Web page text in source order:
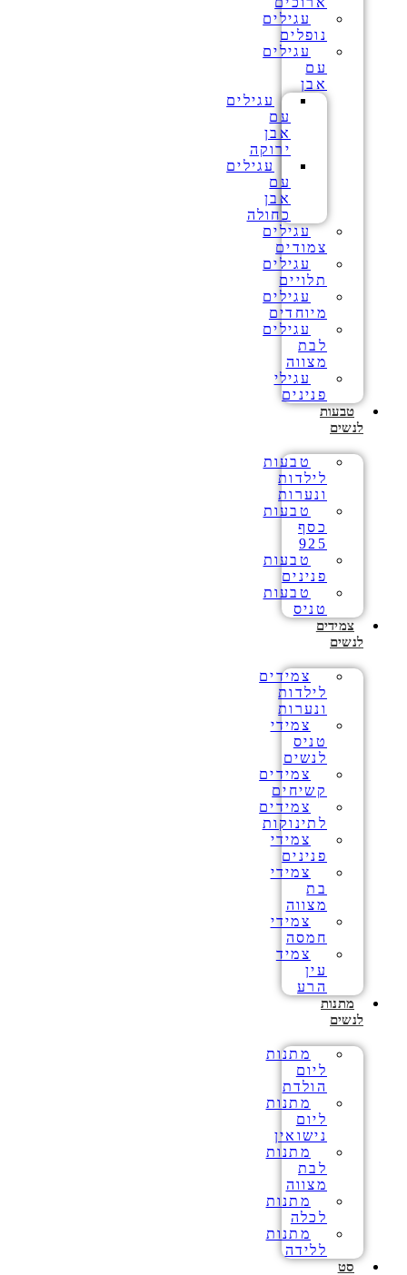
עגילים
נופלים
עגילים
עם
אבן
עגילים
עם
אבן
ירוקה
עגילים
עם
אבן
כחולה
עגילים
צמודים
עגילים
תלויים
עגילים
מיוחדים
עגילים
לבת
מצווה
עגילי
פנינים
טבעות
לנשים
טבעות
לילדות
ונערות
טבעות
כסף
925
טבעות
פנינים
טבעות
טניס
צמידים
לנשים
צמידים
לילדות
ונערות
צמידי
טניס
לנשים
צמידים
קשיחים
צמידים
לתינוקות
צמידי
פנינים
צמידי
בת
מצווה
צמידי
חמסה
צמיד
עין
הרע
מתנות
לנשים
מתנות
ליום
הולדת
מתנות
ליום
נישואין
מתנות
לבת
מצווה
מתנות
לכלה
מתנות
ללידה
סט